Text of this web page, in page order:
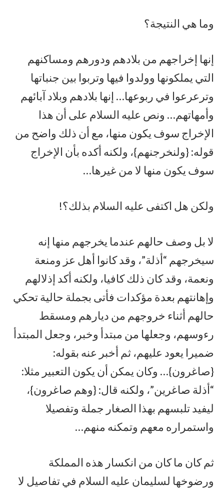
وما هي النتيجة؟
إنها إخراجهم من بلادهم ودورهم ومساكنهم
التي يملكونها وولدوا فيها وتربوا بين جنباتها
وترعرعوا في ربوعها… إنها بلادهم وبلاد آبائهم
وأمهاتهم… ونص عليه السلام على أن هذا
الإخراج سوف يكون منها، مع أن ذلك واضح من
قوله: {ولنخرجنهم}، ولكنه أكده بأن الإخراج
سوف يكون منها لا من غيرها…
ولكن هل اكتفى عليه السلام بذلك؟!
لا بل وصف حالهم عندما يخرجهم منها إنه
سيخرجهم “أذلة”، وقد كانوا أهل عز ومنعة
ونعمة، وقد كان ذلك كافيا، ولكنه أكد إذلالهم
وإهانتهم بعدة مؤكدات فأتى بجملة حالية تحكي
حالهم أثناء خروجهم من ديارهم ومسقط
رءوسهم، وجعلها من مبتدأ وخبر، وجعل المبتدأ
ضميرا يعود عليهم، ثم أخبر عنه بقوله:
{صاغرون}… وكان يمكن أن يكون التعبير مثلا:
“أذلة صاغرين”، ولكنه قال: {وهم صاغرون}،
ليفيد تلبسهم بهذا الصغار جملة وتفصيلا
واستمراره معهم وتمكنه منهم…
ثم كان ما كان من انكسار هذه المملكة
ورضوخها لسليمان عليه السلام في تفاصيل لا